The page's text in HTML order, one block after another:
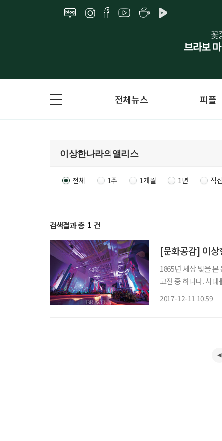
전체뉴스 피플
전체 1주 1개월 1년 직
검색결과 총 1 건
[문화공감] 이상
1865년 세상 빛을
고전 중 하나다. 시
2017-12-11 10:59